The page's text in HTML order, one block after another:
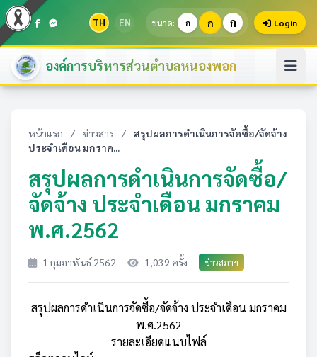
TH EN ขนาด: ก ก ก Login
องค์การบริหารส่วนตำบลหนองพอก
หน้าแรก / ข่าวสาร /
สรุปผลการดำเนินการจัดซื้อ/จัดจ้าง
ประจำเดือน มกราค...
สรุปผลการดำเนินการจัดซื้อ/
จัดจ้าง ประจำเดือน มกราคม
พ.ศ.2562
1 กุมภาพันธ์ 2562 1,039 ครั้ง ข่าวสภาฯ
สรุปผลการดำเนินการจัดซื้อ/จัดจ้าง ประจำเดือน มกราคม
พ.ศ.2562
รายละเอียดแนบไฟล์